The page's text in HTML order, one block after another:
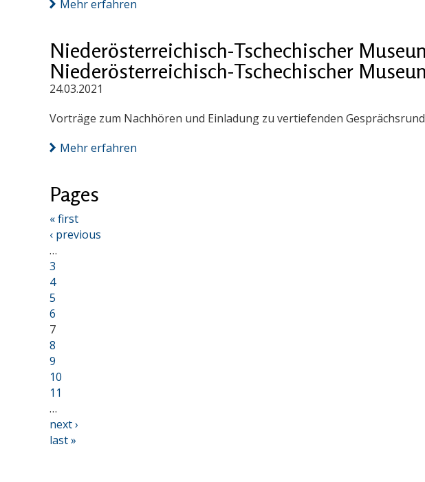
Mehr erfahren
Niederösterreichisch-Tschechischer
Niederösterreichisch-Tschechischer
24.03.2021
Vorträge zum Nachhören und Einladung zu vertiefenden
Mehr erfahren
Pages
« first
‹ previous
…
3
4
5
6
7
8
9
10
11
…
next ›
last »